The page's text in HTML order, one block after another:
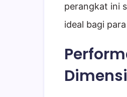
perangkat ini
ideal bagi para